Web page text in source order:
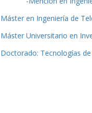
Máster en Ingeniería de
Máster Universitario en
Doctorado: Tecnologías